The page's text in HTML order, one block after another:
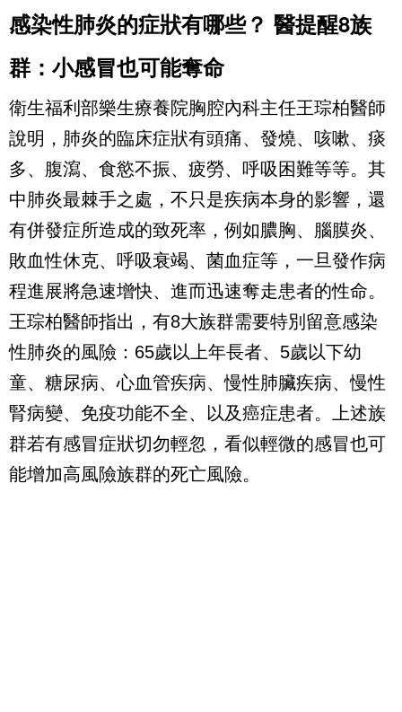
感染性肺炎的症狀有哪些？ 醫提醒8族
群：小感冒也可能奪命
衛生福利部樂生療養院胸腔內科主任王琮柏醫師
說明，肺炎的臨床症狀有頭痛、發燒、咳嗽、痰
多、腹瀉、食慾不振、疲勞、呼吸困難等等。其
中肺炎最棘手之處，不只是疾病本身的影響，還
有併發症所造成的致死率，例如膿胸、腦膜炎、
敗血性休克、呼吸衰竭、菌血症等，一旦發作病
程進展將急速增快、進而迅速奪走患者的性命。
王琮柏醫師指出，有8大族群需要特別留意感染
性肺炎的風險：65歲以上年長者、5歲以下幼
童、糖尿病、心血管疾病、慢性肺臟疾病、慢性
腎病變、免疫功能不全、以及癌症患者。上述族
群若有感冒症狀切勿輕忽，看似輕微的感冒也可
能增加高風險族群的死亡風險。